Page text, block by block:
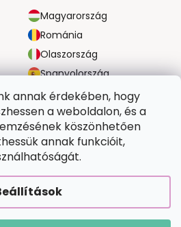
annak érdekében, hogy
a weboldalon, és a
köszönhetően
annak funkcióit,
Magyarország
Románia
Olaszország
Spanyolország
Ausztria
LEHETŐSÉGEK